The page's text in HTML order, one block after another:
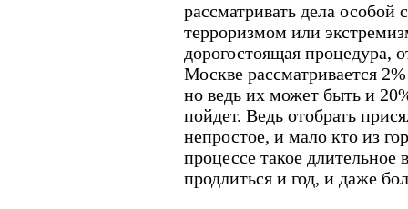
рассматривать дела особой
терроризмом или
дорогостоящая процедура,
Москве рассматривается
но ведь их может быть и
пойдет. Ведь отобрать
непростое, и мало кто из
процессе такое
продлиться и год, и даже